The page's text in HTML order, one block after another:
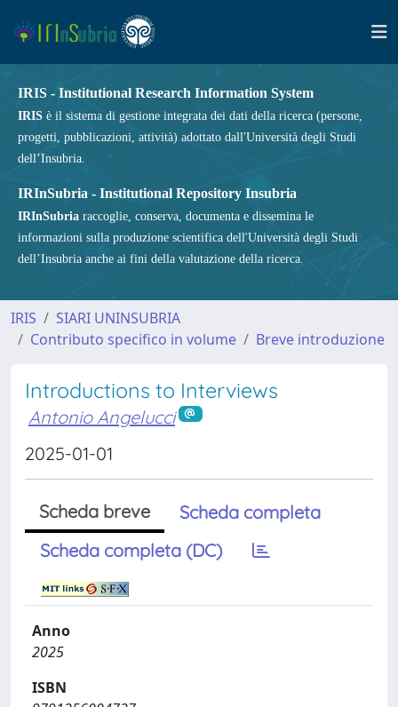
IRIS - Institutional Research Information System
IRIS è il sistema di gestione integrata dei dati della ricerca (persone,
progetti, pubblicazioni, attività) adottato dall'Università degli Studi
dell’Insubria.
IRInSubria - Institutional Repository Insubria
IRInSubria raccoglie, conserva, documenta e dissemina le
informazioni sulla produzione scientifica dell'Università degli Studi
dell’Insubria anche ai fini della valutazione della ricerca.
IRIS
SIARI UNINSUBRIA
Contributo specifico in volume
Breve introduzione
Introductions to Interviews
Antonio Angelucci
2025-01-01
Scheda breve
Scheda completa
Scheda completa (DC)
Anno
2025
ISBN